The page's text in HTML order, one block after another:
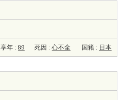
享年 : 89 死因 : 心不全 国籍 : 日本